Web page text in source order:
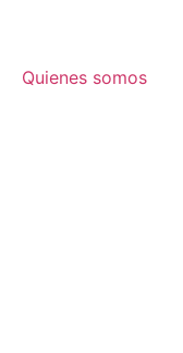
Quienes somos